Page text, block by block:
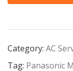
Category: AC
Tag: Panasonic